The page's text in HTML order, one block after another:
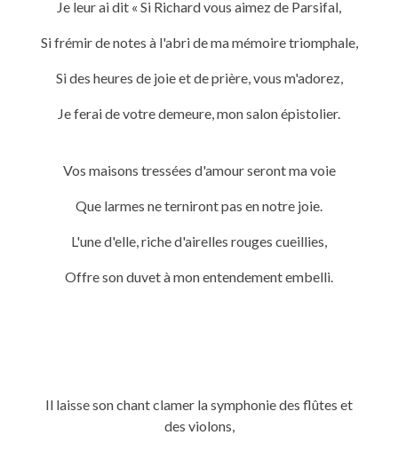
Je leur ai dit « Si Richard vous aimez de Parsifal,
Si frémir de notes à l'abri de ma mémoire triomphale,
Si des heures de joie et de prière, vous m'adorez,
Je ferai de votre demeure, mon salon épistolier.
Vos maisons tressées d'amour seront ma voie
Que larmes ne terniront pas en notre joie.
L'une d'elle, riche d'airelles rouges cueillies,
Offre son duvet à mon entendement embelli.
Il laisse son chant clamer la symphonie des flûtes et
des violons,